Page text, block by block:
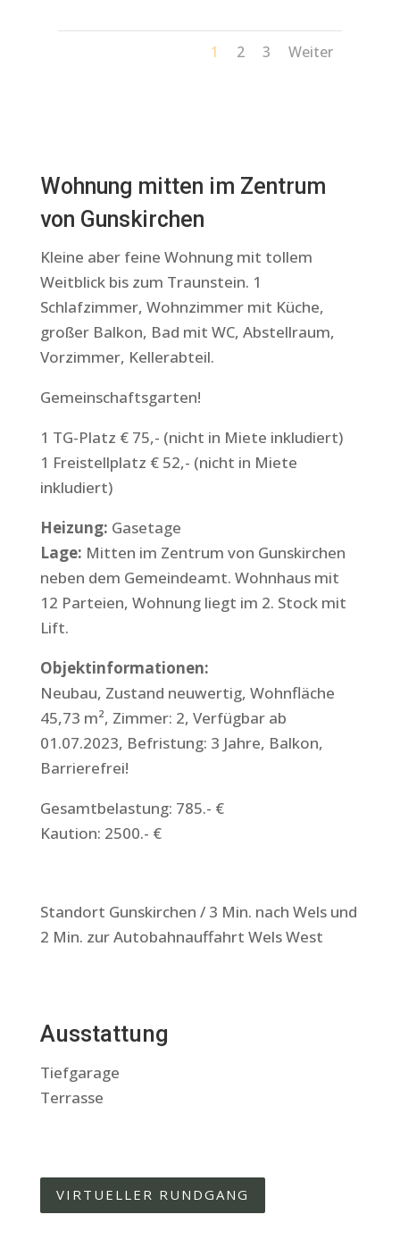
1 2 3 Weiter
Wohnung mitten im Zentrum
von Gunskirchen
Kleine aber feine Wohnung mit tollem
Weitblick bis zum Traunstein. 1
Schlafzimmer, Wohnzimmer mit Küche,
großer Balkon, Bad mit WC, Abstellraum,
Vorzimmer, Kellerabteil.
Gemeinschaftsgarten!
1 TG-Platz € 75,- (nicht in Miete inkludiert)
1 Freistellplatz € 52,- (nicht in Miete
inkludiert)
Heizung: Gasetage
Lage: Mitten im Zentrum von Gunskirchen
neben dem Gemeindeamt. Wohnhaus mit
12 Parteien, Wohnung liegt im 2. Stock mit
Lift.
Objektinformationen:
Neubau, Zustand neuwertig, Wohnfläche
45,73 m², Zimmer: 2, Verfügbar ab
01.07.2023, Befristung: 3 Jahre, Balkon,
Barrierefrei!
Gesamtbelastung: 785.- €
Kaution: 2500.- €
Standort Gunskirchen / 3 Min. nach Wels und
2 Min. zur Autobahnauffahrt Wels West
Ausstattung
Tiefgarage
Terrasse
VIRTUELLER RUNDGANG